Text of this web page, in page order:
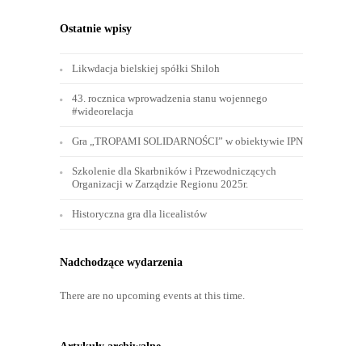
Ostatnie wpisy
Likwdacja bielskiej spółki Shiloh
43. rocznica wprowadzenia stanu wojennego
#wideorelacja
Gra „TROPAMI SOLIDARNOŚCI” w obiektywie IPN
Szkolenie dla Skarbników i Przewodniczących
Organizacji w Zarządzie Regionu 2025r.
Historyczna gra dla licealistów
Nadchodzące wydarzenia
There are no upcoming events at this time.